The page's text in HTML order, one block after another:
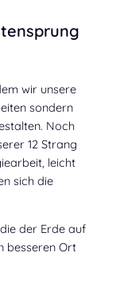
wir unsere
sondern
Noch
12 Strang
leicht
sich die
der Erde auf
besseren Ort